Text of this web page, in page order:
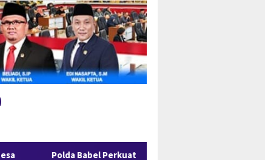
Polda Babel Perkuat Antisipasi Karhutla, Kapolda: Jangan